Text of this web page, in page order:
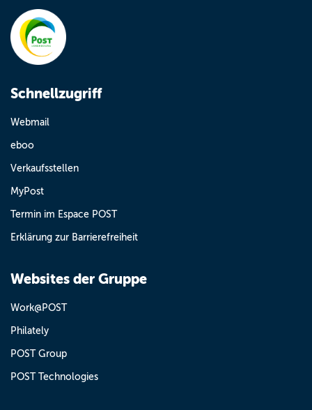
Schnellzugriff
Webmail
eboo
Verkaufsstellen
MyPost
Termin im Espace POST
Erklärung zur Barrierefreiheit
Websites der Gruppe
Work@POST
Philately
POST Group
POST Technologies